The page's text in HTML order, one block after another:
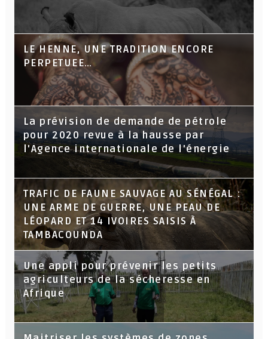
LE HENNE, UNE TRADITION ENCORE
PERPETUEE…
La prévision de demande de pétrole
pour 2020 revue à la hausse par
l'Agence internationale de l'énergie
TRAFIC DE FAUNE SAUVAGE AU SÉNÉGAL :
UNE ARME DE GUERRE, UNE PEAU DE
LÉOPARD ET 14 IVOIRES SAISIS À
TAMBACOUNDA
Une appli pour prévenir les petits
agriculteurs de la sécheresse en
Afrique